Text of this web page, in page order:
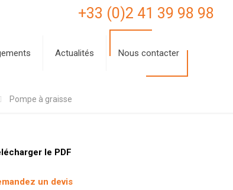
+33 (0)2 41 39 98 98
Actualités Nous contacter
Pompe à graisse
le PDF
un devis